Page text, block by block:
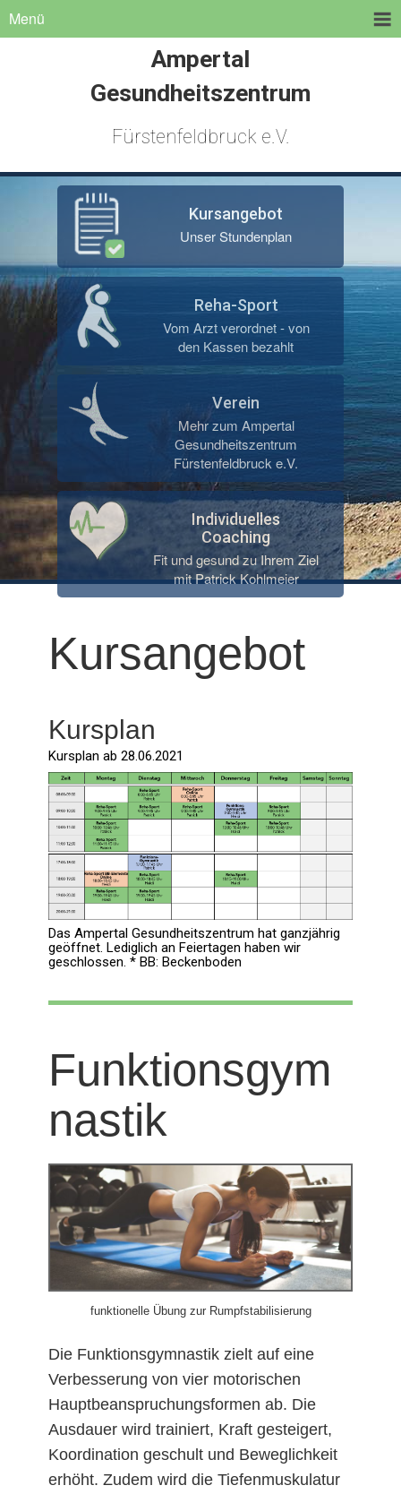
Menü
Ampertal
Gesundheitszentrum
Fürstenfeldbruck e.V.
Kursangebot
Unser Stundenplan
Reha-Sport
Vom Arzt verordnet - von
den Kassen bezahlt
Verein
Mehr zum Ampertal
Gesundheitszentrum
Fürstenfeldbruck e.V.
Individuelles
Coaching
Fit und gesund zu Ihrem Ziel
mit Patrick Kohlmeier
Kursangebot
Kursplan
Kursplan ab 28.06.2021
Das Ampertal Gesundheitszentrum hat ganzjährig
geöffnet. Lediglich an Feiertagen haben wir
geschlossen. * BB: Beckenboden
Funktionsgym
nastik
funktionelle Übung zur Rumpfstabilisierung
Die Funktionsgymnastik zielt auf eine
Verbesserung von vier motorischen
Hauptbeanspruchungsformen ab. Die
Ausdauer wird trainiert, Kraft gesteigert,
Koordination geschult und Beweglichkeit
erhöht. Zudem wird die Tiefenmuskulatur